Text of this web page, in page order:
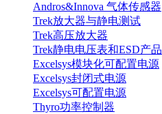
Andros&Innova 气体传感器
Trek放大器与静电测试
Trek高压放大器
Trek静电电压表和ESD产品
Excelsys模块化可配置电源
Excelsys封闭式电源
Excelsys可配置电源
Thyro功率控制器